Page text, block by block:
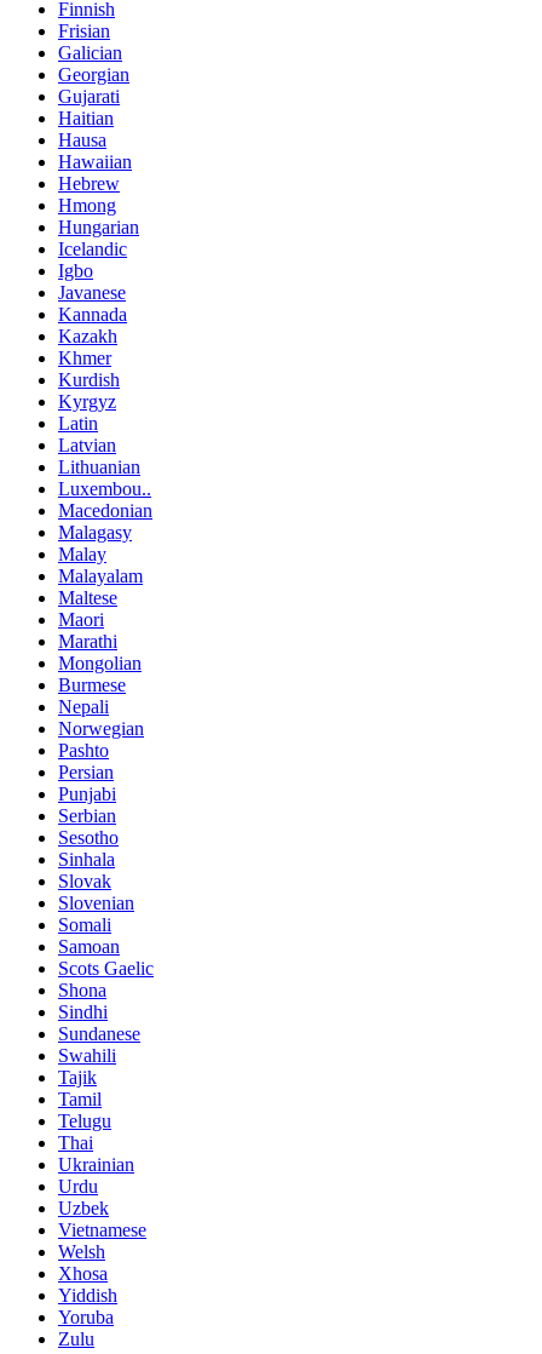
Finnish
Frisian
Galician
Georgian
Gujarati
Haitian
Hausa
Hawaiian
Hebrew
Hmong
Hungarian
Icelandic
Igbo
Javanese
Kannada
Kazakh
Khmer
Kurdish
Kyrgyz
Latin
Latvian
Lithuanian
Luxembou..
Macedonian
Malagasy
Malay
Malayalam
Maltese
Maori
Marathi
Mongolian
Burmese
Nepali
Norwegian
Pashto
Persian
Punjabi
Serbian
Sesotho
Sinhala
Slovak
Slovenian
Somali
Samoan
Scots Gaelic
Shona
Sindhi
Sundanese
Swahili
Tajik
Tamil
Telugu
Thai
Ukrainian
Urdu
Uzbek
Vietnamese
Welsh
Xhosa
Yiddish
Yoruba
Zulu